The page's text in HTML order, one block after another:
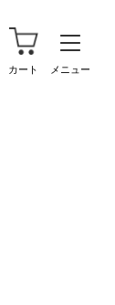
カート メニュー